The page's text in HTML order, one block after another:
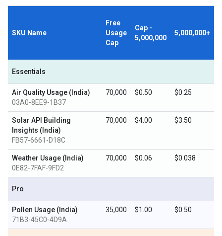
SKU Name
Free
Usage
Cap
Cap -
5,000,000
5,000,000+
Essentials
Air Quality Usage (India)
03A0-8EE9-1B37
70,000 $0.50 $0.25
Solar API Building
Insights (India)
FB57-6661-D18C
70,000 $4.00 $3.50
Weather Usage (India)
0E82-7FAF-9FD2
70,000 $0.06 $0.038
Pro
Pollen Usage (India)
71B3-45C0-4D9A
35,000 $1.00 $0.50